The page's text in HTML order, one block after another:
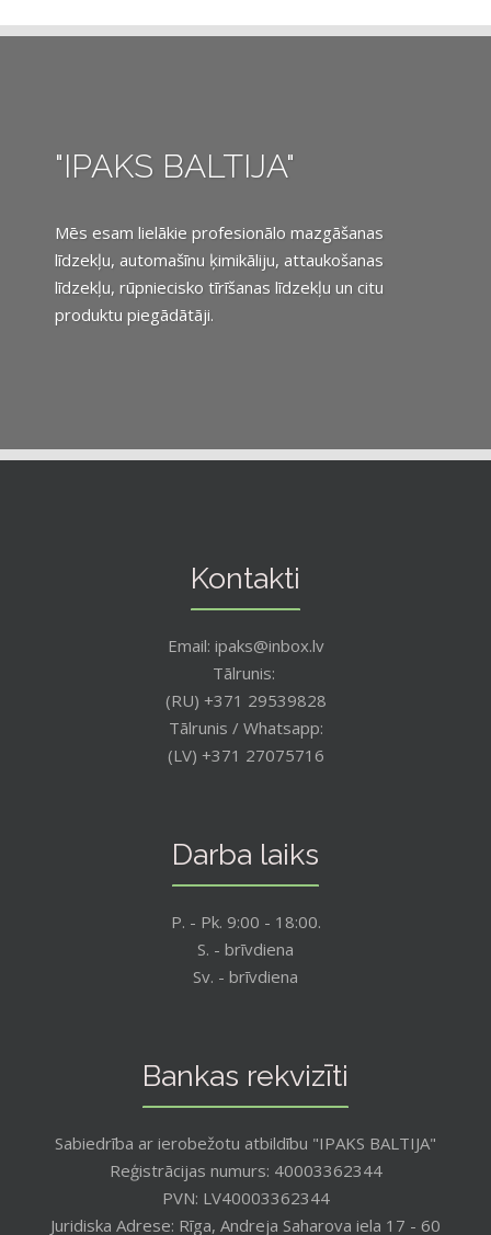
"IPAKS BALTIJA"
Mēs esam lielākie profesionālo mazgāšanas
līdzekļu, automašīnu ķimikāliju, attaukošanas
līdzekļu, rūpniecisko tīrīšanas līdzekļu un citu
produktu piegādātāji.
Kontakti
Email: ipaks@inbox.lv
Tālrunis:
(RU) +371 29539828
Tālrunis / Whatsapp:
(LV) +371 27075716
Darba laiks
P. - Pk. 9:00 - 18:00.
S. - brīvdiena
Sv. - brīvdiena
Bankas rekvizīti
Sabiedrība ar ierobežotu atbildību "IPAKS BALTIJA"
Reģistrācijas numurs: 40003362344
PVN: LV40003362344
Juridiska Adrese: Rīga, Andreja Saharova iela 17 - 60